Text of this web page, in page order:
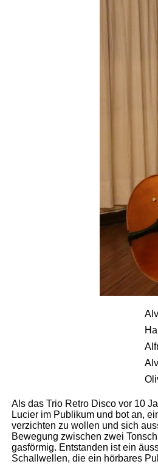
Als das Trio Retro Disco vor 10
Lucier im Publikum und bot an,
verzichten zu wollen und sich
Bewegung zwischen zwei
gasförmig. Entstanden ist ein
Schallwellen, die ein hörbares